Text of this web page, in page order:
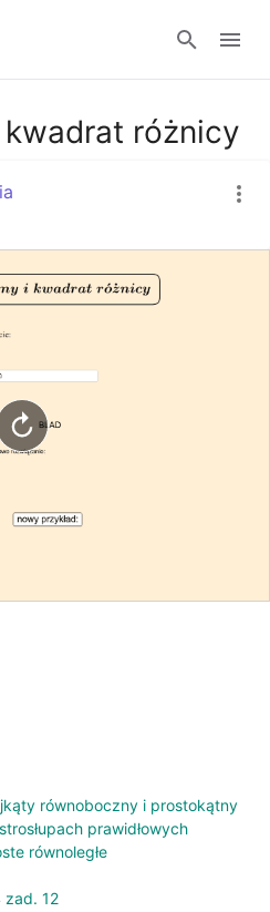
się
różnicy
równoboczny i prostokątny
prawidłowych
równoległe
zad. 12